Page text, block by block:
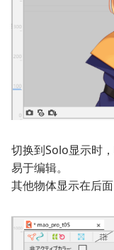
切换到Solo显示时
易于编辑。
其他物体显示在后